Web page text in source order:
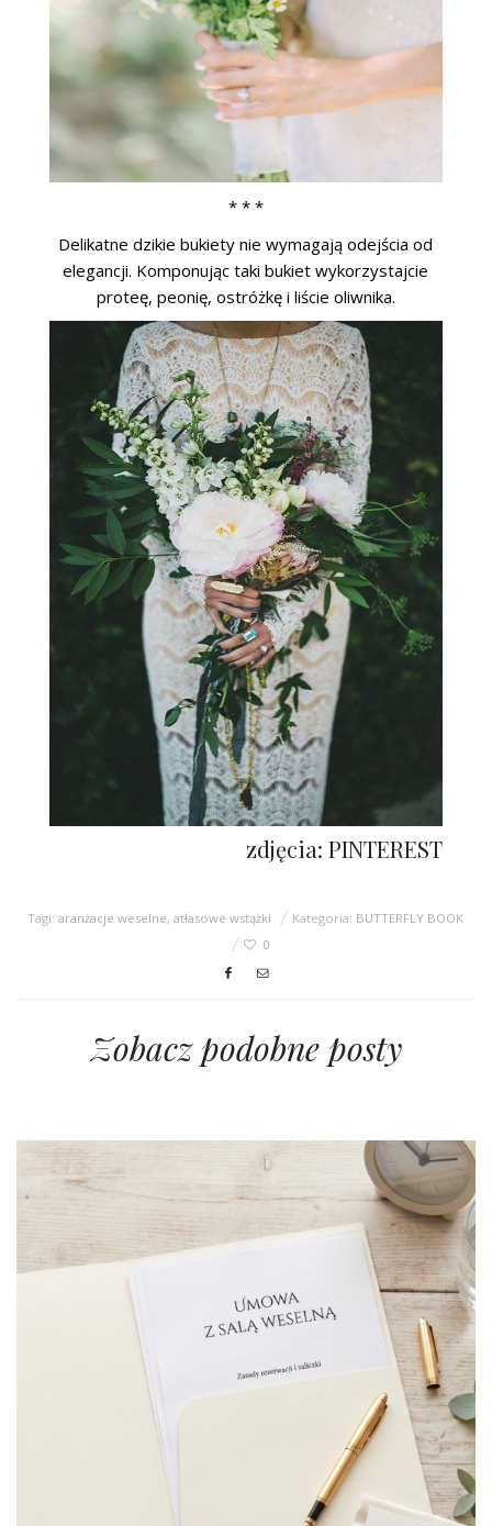
* * *
Delikatne dzikie bukiety nie wymagają odejścia od
elegancji. Komponując taki bukiet wykorzystajcie
proteę, peonię, ostróżkę i liście oliwnika.
zdjęcia: PINTEREST
Tagi:aranżacje weselne,atłasowe wstążki Kategoria: BUTTERFLY BOOK
0
Zobacz podobne posty